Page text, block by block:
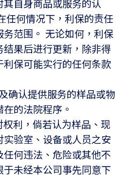
其自身商品或服务的认
任何情况下，利保的责任
务范围。 无论如何，利保
结果后进行更新，除非得
利保可能实行的任何条款
提供服务的样品或物
的法院程序。
利，倘若认为样品、现
实验室、设备或人员之安
任何违法、危险或其他不
于未经本公司事先同意下